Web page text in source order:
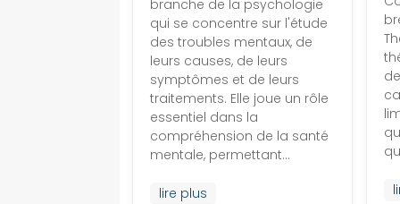
branche de la psychologie
qui se concentre sur l'étude
des troubles mentaux, de
leurs causes, de leurs
symptômes et de leurs
traitements. Elle joue un rôle
essentiel dans la
compréhension de la santé
mentale, permettant...
lire plus